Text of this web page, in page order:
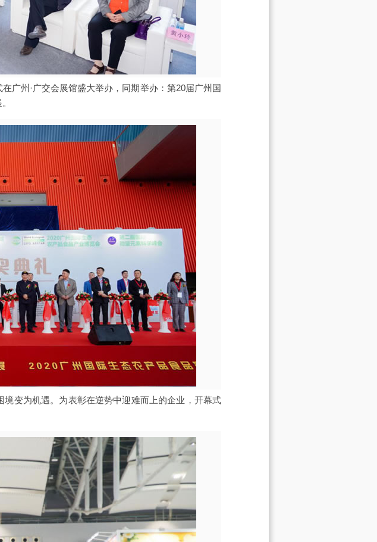
广州·广交会展馆盛大举办，同期举办：第20届广州国
变为机遇。为表彰在逆势中迎难而上的企业，开幕式